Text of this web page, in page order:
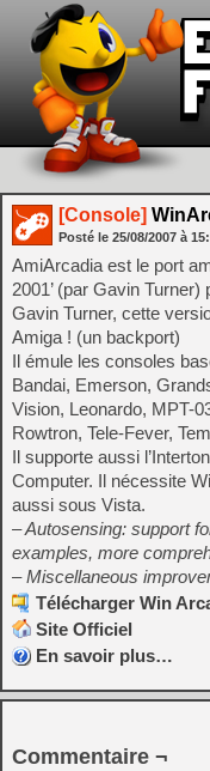
[Console]
Posté le 25/08/2007 à
AmiArcadia est le port
2001’ (par Gavin
Gavin Turner, cette
Amiga ! (un backport)
Il émule les consoles
Bandai, Emerson,
Vision, Leonardo, MPT-
Rowtron, Tele-Fever,
Il supporte aussi
Computer. Il nécessite
aussi sous Vista.
– Autosensing: support
examples, more
– Miscellaneous
Télécharger Win
Site Officiel
En savoir plus…
Commentaire ¬